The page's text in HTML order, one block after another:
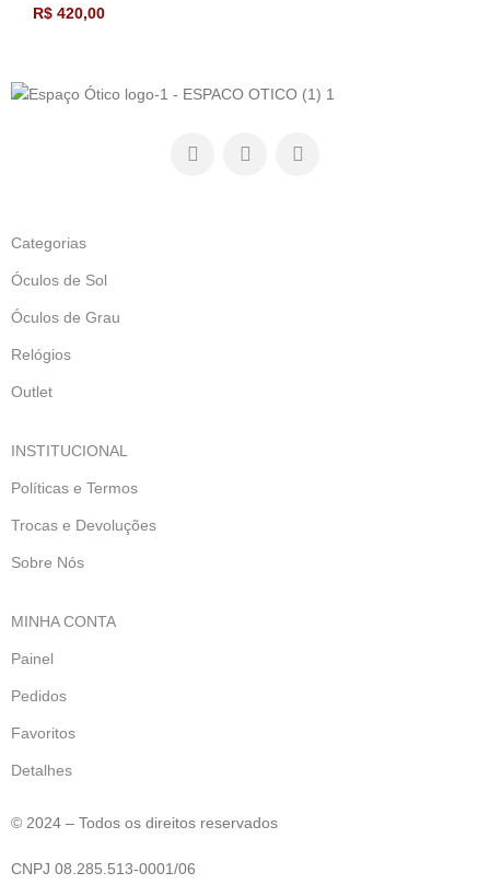
R$ 420,00
Categorias
Óculos de Sol
Óculos de Grau
Relógios
Outlet
INSTITUCIONAL
Políticas e Termos
Trocas e Devoluções
Sobre Nós
MINHA CONTA
Painel
Pedidos
Favoritos
Detalhes
© 2024 – Todos os direitos reservados
CNPJ 08.285.513-0001/06